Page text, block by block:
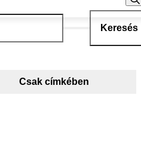
Keresés
Csak címkében